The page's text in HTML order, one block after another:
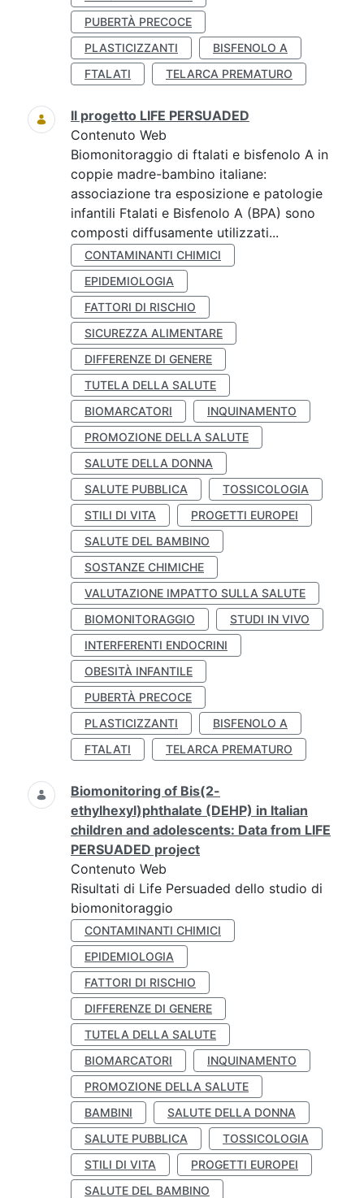
PUBERTÀ PRECOCE
PLASTICIZZANTI
BISFENOLO A
FTALATI
TELARCA PREMATURO
Il progetto LIFE PERSUADED
Contenuto Web
Biomonitoraggio di ftalati e bisfenolo A in
coppie madre-bambino italiane:
associazione tra esposizione e patologie
infantili Ftalati e Bisfenolo A (BPA) sono
composti diffusamente utilizzati...
CONTAMINANTI CHIMICI
EPIDEMIOLOGIA
FATTORI DI RISCHIO
SICUREZZA ALIMENTARE
DIFFERENZE DI GENERE
TUTELA DELLA SALUTE
BIOMARCATORI
INQUINAMENTO
PROMOZIONE DELLA SALUTE
SALUTE DELLA DONNA
SALUTE PUBBLICA
TOSSICOLOGIA
STILI DI VITA
PROGETTI EUROPEI
SALUTE DEL BAMBINO
SOSTANZE CHIMICHE
VALUTAZIONE IMPATTO SULLA SALUTE
BIOMONITORAGGIO
STUDI IN VIVO
INTERFERENTI ENDOCRINI
OBESITÀ INFANTILE
PUBERTÀ PRECOCE
PLASTICIZZANTI
BISFENOLO A
FTALATI
TELARCA PREMATURO
Biomonitoring of Bis(2-
ethylhexyl)phthalate (DEHP) in Italian
children and adolescents: Data from LIFE
PERSUADED project
Contenuto Web
Risultati di Life Persuaded dello studio di
biomonitoraggio
CONTAMINANTI CHIMICI
EPIDEMIOLOGIA
FATTORI DI RISCHIO
DIFFERENZE DI GENERE
TUTELA DELLA SALUTE
BIOMARCATORI
INQUINAMENTO
PROMOZIONE DELLA SALUTE
BAMBINI
SALUTE DELLA DONNA
SALUTE PUBBLICA
TOSSICOLOGIA
STILI DI VITA
PROGETTI EUROPEI
SALUTE DEL BAMBINO